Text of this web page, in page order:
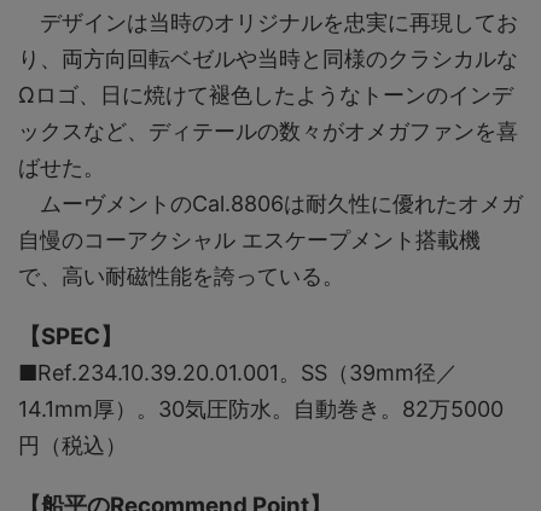
デザインは当時のオリジナルを忠実に再現してお
り、両方向回転ベゼルや当時と同様のクラシカルな
Ωロゴ、日に焼けて褪色したようなトーンのインデ
ックスなど、ディテールの数々がオメガファンを喜
ばせた。
ムーヴメントのCal.8806は耐久性に優れたオメガ
自慢のコーアクシャル エスケープメント搭載機
で、高い耐磁性能を誇っている。
【SPEC】
■Ref.234.10.39.20.01.001。SS（39mm径／
14.1mm厚）。30気圧防水。自動巻き。82万5000
円（税込）